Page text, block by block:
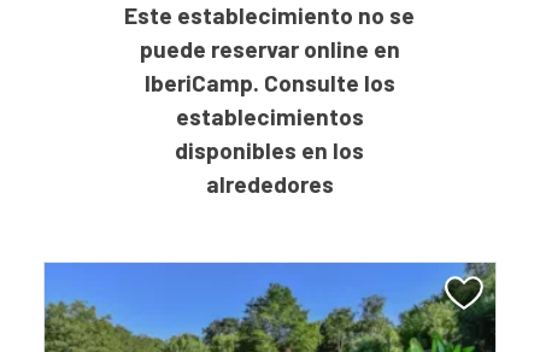
Este establecimiento no se
puede reservar online en
IberiCamp. Consulte los
establecimientos
disponibles en los
alrededores